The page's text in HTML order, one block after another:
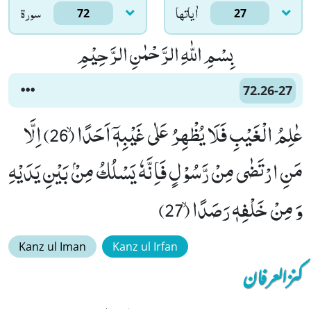
سورۃ 72 اٰياتها 27
بِسْمِ اللّٰهِ الرَّحْمٰنِ الرَّحِیْمِ
72.26-27
عٰلِمُ الْغَیْبِ فَلَا یُظْهِرُ عَلٰى غَیْبِهٖۤ اَحَدًاۙ (26) اِلَّا
مَنِ ارْتَضٰى مِنْ رَّسُوْلٍ فَاِنَّهٗ یَسْلُكُ مِنْۢ بَیْنِ یَدَیْهِ
وَ مِنْ خَلْفِهٖ رَصَدًاۙ (27)
Kanz ul Iman Kanz ul Irfan
کنزالعرفان